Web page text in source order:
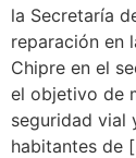
la Secretaría
reparación en
Chipre en el
el objetivo de
seguridad vial
habitantes de